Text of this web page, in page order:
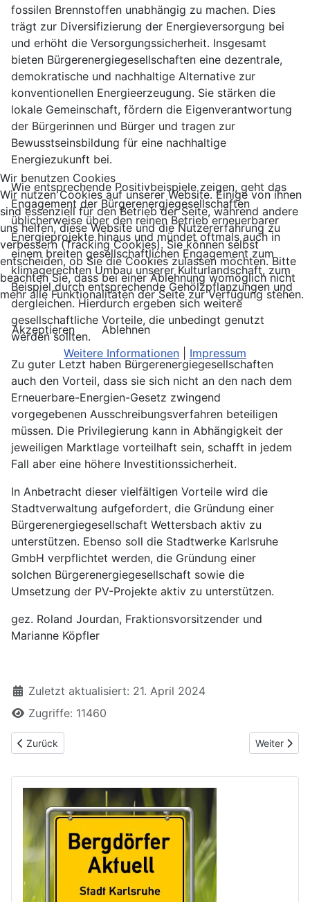
fossilen Brennstoffen unabhängig zu machen. Dies
trägt zur Diversifizierung der Energieversorgung bei
und erhöht die Versorgungssicherheit. Insgesamt
bieten Bürgerenergiegesellschaften eine dezentrale,
demokratische und nachhaltige Alternative zur
konventionellen Energieerzeugung. Sie stärken die
lokale Gemeinschaft, fördern die Eigenverantwortung
der Bürgerinnen und Bürger und tragen zur
Bewusstseinsbildung für eine nachhaltige
Energiezukunft bei.
Wie entsprechende Positivbeispiele zeigen, geht das
Engagement der Bürgerenergiegesellschaften
üblicherweise über den reinen Betrieb erneuerbarer
Energieprojekte hinaus und mündet oftmals auch in
einem breiten gesellschaftlichen Engagement zum
klimagerechten Umbau unserer Kulturlandschaft, zum
Beispiel durch entsprechende Gehölzpflanzungen und
dergleichen. Hierdurch ergeben sich weitere
gesellschaftliche Vorteile, die unbedingt genutzt
werden sollten.
Zu guter Letzt haben Bürgerenergiegesellschaften
auch den Vorteil, dass sie sich nicht an den nach dem
Erneuerbare-Energien-Gesetz zwingend
vorgegebenen Ausschreibungsverfahren beteiligen
müssen. Die Privilegierung kann in Abhängigkeit der
jeweiligen Marktlage vorteilhaft sein, schafft in jedem
Fall aber eine höhere Investitionssicherheit.
In Anbetracht dieser vielfältigen Vorteile wird die
Stadtverwaltung aufgefordert, die Gründung einer
Bürgerenergiegesellschaft Wettersbach aktiv zu
unterstützen. Ebenso soll die Stadtwerke Karlsruhe
GmbH verpflichtet werden, die Gründung einer
solchen Bürgerenergiegesellschaft sowie die
Umsetzung der PV-Projekte aktiv zu unterstützen.
gez. Roland Jourdan, Fraktionsvorsitzender und
Marianne Köpfler
Zuletzt aktualisiert: 21. April 2024
Zugriffe: 11460
Vorheriger Beitrag: Antrag: Außenanlagen Kita St. Thomas
Zurück Nächster
Weiter
Wir benutzen Cookies
Wir nutzen Cookies auf unserer Website. Einige von ihnen
sind essenziell für den Betrieb der Seite, während andere
uns helfen, diese Website und die Nutzererfahrung zu
verbessern (Tracking Cookies). Sie können selbst
entscheiden, ob Sie die Cookies zulassen möchten. Bitte
beachten Sie, dass bei einer Ablehnung womöglich nicht
mehr alle Funktionalitäten der Seite zur Verfügung stehen.
Akzeptieren
Ablehnen
Weitere Informationen
Impressum